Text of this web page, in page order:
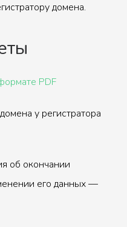
домена.
PDF
у регистратора
об окончании
его данных —